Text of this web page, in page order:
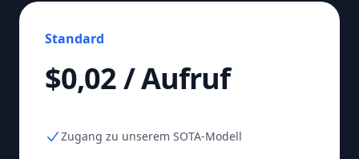
Standard
$0,02 / Aufruf
Zugang zu unserem SOTA-Modell